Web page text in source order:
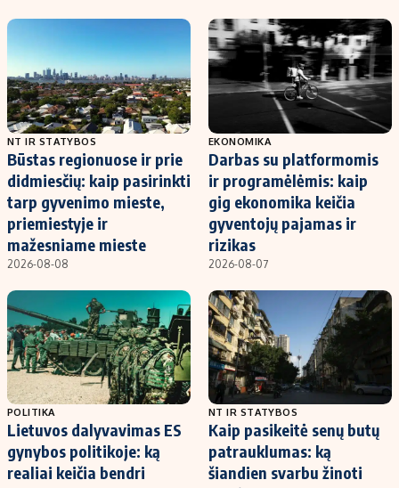
NT IR STATYBOS
Būstas regionuose ir prie
didmiesčių: kaip pasirinkti
tarp gyvenimo mieste,
priemiestyje ir
mažesniame mieste
2026-08-08
EKONOMIKA
Darbas su platformomis
ir programėlėmis: kaip
gig ekonomika keičia
gyventojų pajamas ir
rizikas
2026-08-07
POLITIKA
Lietuvos dalyvavimas ES
gynybos politikoje: ką
realiai keičia bendri
NT IR STATYBOS
Kaip pasikeitė senų butų
patrauklumas: ką
šiandien svarbu žinoti